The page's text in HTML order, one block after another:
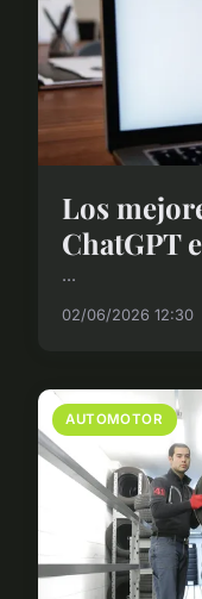
Los
ChatGPT
...
02/06/2026 12:30
AUTOMOTOR